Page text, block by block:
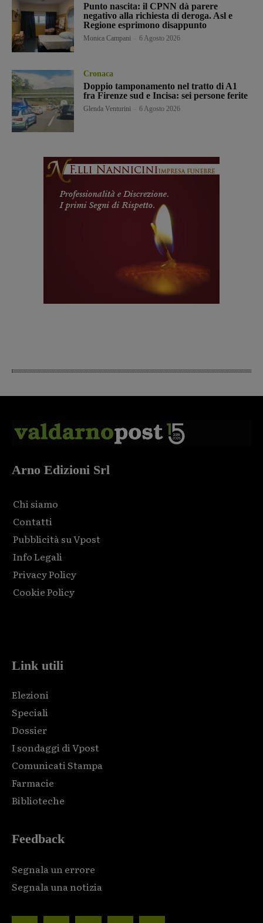
Punto nascita: il CPNN dà parere
negativo alla richiesta di deroga. Asl e
Regione esprimono disappunto
Monica Campani 6 Agosto 2026
Cronaca
Doppio tamponamento nel tratto di A1
fra Firenze sud e Incisa: sei persone ferite
Glenda Venturini 6 Agosto 2026
Arno Edizioni Srl
Chi siamo
Contatti
Pubblicità su Vpost
Info Legali
Privacy Policy
Cookie Policy
Link utili
Elezioni
Speciali
Dossier
I sondaggi di Vpost
Comunicati Stampa
Farmacie
Biblioteche
Feedback
Segnala un errore
Segnala una notizia